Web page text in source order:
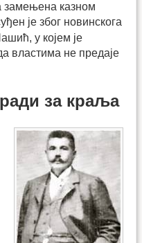
замењена казном
је због новинскога
у којем је
властима не предаје
за краља